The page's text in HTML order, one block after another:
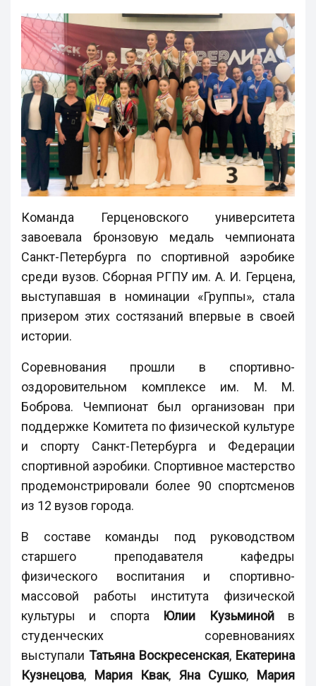
Команда Герценовского университета
завоевала бронзовую медаль чемпионата
Санкт-Петербурга по спортивной аэробике
среди вузов. Сборная РГПУ им. А. И. Герцена,
выступавшая в номинации «Группы», стала
призером этих состязаний впервые в своей
истории.
Соревнования прошли в спортивно-
оздоровительном комплексе им. М. М.
Боброва. Чемпионат был организован при
поддержке Комитета по физической культуре
и спорту Санкт-Петербурга и Федерации
спортивной аэробики. Спортивное мастерство
продемонстрировали более 90 спортсменов
из 12 вузов города.
В составе команды под руководством
старшего преподавателя кафедры
физического воспитания и спортивно-
массовой работы института физической
культуры и спорта Юлии Кузьминойв
студенческих соревнованиях
выступали Татьяна Воскресенская, Екатерина
Кузнецова, Мария Квак, Яна Сушко, Мария